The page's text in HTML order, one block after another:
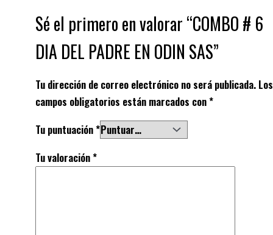
Sé el primero en valorar “COMBO # 6
DIA DEL PADRE EN ODIN SAS”
Tu dirección de correo electrónico no será publicada. Los
campos obligatorios están marcados con*
Tu puntuación*
Tu valoración*